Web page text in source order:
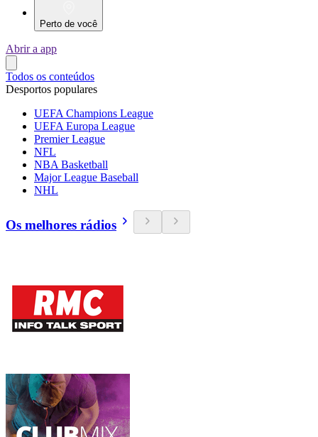
Perto de você
Abrir a app
Todos os conteúdos
Desportos populares
UEFA Champions League
UEFA Europa League
Premier League
NFL
NBA Basketball
Major League Baseball
NHL
Os melhores rádios